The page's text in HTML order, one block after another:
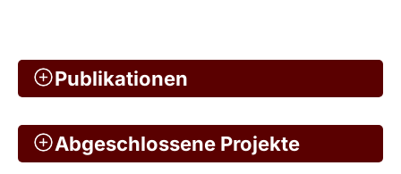
Publikationen
Abgeschlossene Projekte